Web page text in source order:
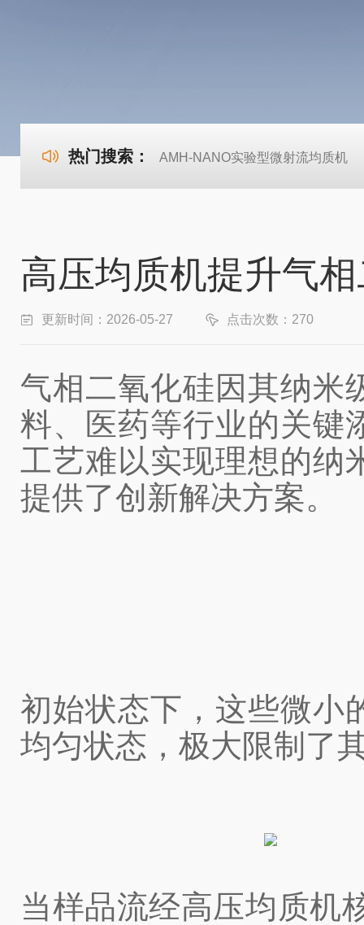
热门搜索： AMH-NANO实验型微射流均质机
高压均质机提升气
更新时间：2026-05-27 点击次数：270
气相二氧化硅因其纳米
料、医药等行业的关键
工艺难以实现理想的纳
提供了创新解决方案。
初始状态下，这些微小
均匀状态，极大限制了
当样品流经高压均质机